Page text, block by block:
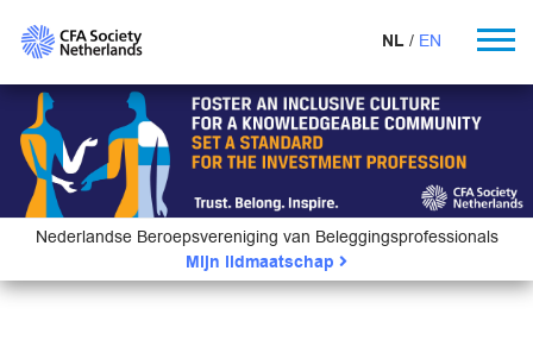
NL EN
Nederlandse Beroepsvereniging van Beleggingsprofessionals
Mijn lidmaatschap